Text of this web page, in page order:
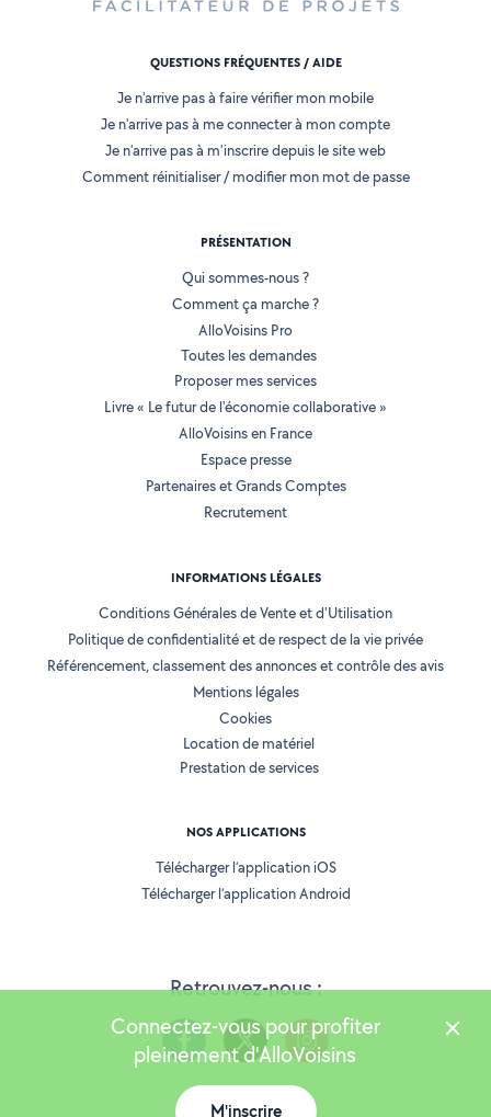
Retrouvez-nous :
QUESTIONS FRÉQUENTES / AIDE
Je n'arrive pas à faire vérifier mon mobile
Je n'arrive pas à me connecter à mon compte
Je n'arrive pas à m'inscrire depuis le site web
Comment réinitialiser / modifier mon mot de passe
PRÉSENTATION
Qui sommes-nous ?
Comment ça marche ?
AlloVoisins Pro
Toutes les demandes
Proposer mes services
Livre « Le futur de l'économie collaborative »
AlloVoisins en France
Espace presse
Partenaires et Grands Comptes
Recrutement
INFORMATIONS LÉGALES
Conditions Générales de Vente et d'Utilisation
Politique de confidentialité et de respect de la vie privée
Référencement, classement des annonces et contrôle des avis
Mentions légales
Cookies
Location de matériel
Prestation de services
NOS APPLICATIONS
Télécharger l’application iOS
Télécharger l’application Android
Version 25.5.3
Connectez-vous pour profiter
pleinement d'AlloVoisins
M'inscrire